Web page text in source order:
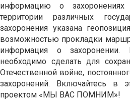
информацию о
территории различных
захоронения указана
возможностью прокладки
информация о
необходимо сделать для
Отечественной войне,
захоронений. Включайтесь в
проектом «МЫ ВАС ПОМНИМ»!